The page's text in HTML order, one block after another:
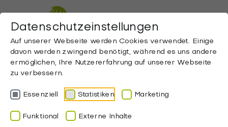
ZUM HAUPTINHALT SPRINGEN
Datenschutzeinstellungen
Auf unserer Webseite werden Cookies verwendet. Einige
davon werden zwingend benötigt, während es uns andere
ermöglichen, Ihre Nutzererfahrung auf unserer Webseite
zu verbessern.
Essenziell Statistiken Marketing
Funktional Externe Inhalte